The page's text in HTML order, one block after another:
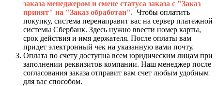
заказа менеджером и смене статуса заказа с "Заказ
принят" на "Заказ обработан". Чтобы оплатить
покупку, система перенаправит вас на сервер платежной
системы Сбербанк. Здесь нужно ввести номер карты,
срок действия и имя держателя. После оплаты вам
придет электронный чек на указанную вами почту.
Оплата по счету доступна всем юридическим лицам при
заполнении реквизитов компании. Наш менеджер после
согласования заказа отправит вам счет любым удобным
для вас способом.